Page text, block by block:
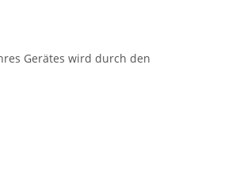
Gerätes wird durch den